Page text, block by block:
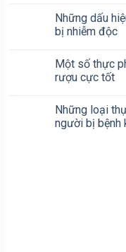
Những dấu
bị nhiễm độc
Một số thực
rượu cực tốt
Những loại
người bị bệnh